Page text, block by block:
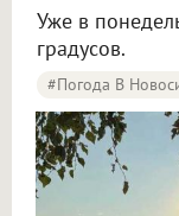
Уже в
градусов.
#Погода В